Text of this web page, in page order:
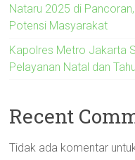
Nataru 2025 di
Potensi Masyarakat
Kapolres Metro Jakarta
Pelayanan Natal dan
Recent
Tidak ada komentar